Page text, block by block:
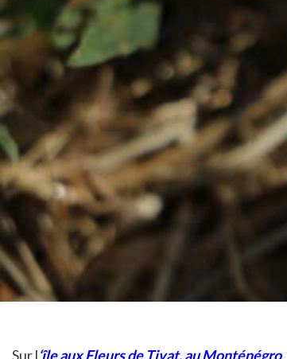
Sur l‘île aux Fleurs de Tivat, au Monténégro,